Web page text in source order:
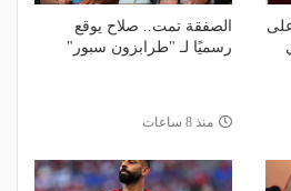
الصفقة تمت.. صلاح يوقع
رسميًا لـ "طرابزون سبور"
منذ 8 ساعات